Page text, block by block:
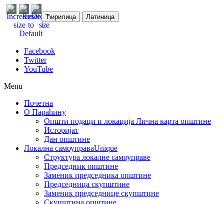
Ћирилица Латиница
Facebook
Twitter
YouTube
Menu
Почетна
О Параћину
Општи подаци и локација Лична карта општине
Историјат
Дан општине
Локална самоуправаUnique
Структура локалне самоуправе
Председник општине
Заменик председника општине
Председница скупштине
Заменик председнице скупштине
Скупштина општине